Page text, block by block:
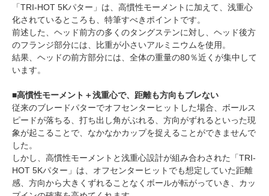
「TRI-HOT 5Kパター」は、高慣性モーメントに加えて、浅重心
化されているところも、特筆すべきポイントです。
前述した、ヘッド前方の多くのタングステンに対し、ヘッド後方
のフランジ部分には、比重が小さいアルミニウムを使用。
結果、ヘッドの前方部分には、全体の重量の80％近くが集中して
います。
■高慣性モーメント＋浅重心で、距離も方向もブレない
従来のブレードパターでオフセンターヒットした場合、ボールス
ピードが落ちる、打ち出し角がぶれる、方向がずれるといった現
象が起こることで、なかなかカップを捉えることができませんで
した。
しかし、高慣性モーメントと浅重心設計が組み合わされた「TRI-
HOT 5Kパター」は、オフセンターヒットでも想定していた距離
感、方向から大きくずれることなくボールが転がっていき、カッ